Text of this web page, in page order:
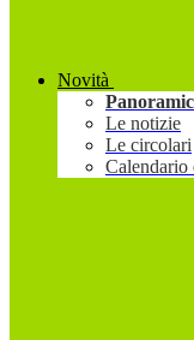
Novità
Le notizie
Le circolari
Calendario